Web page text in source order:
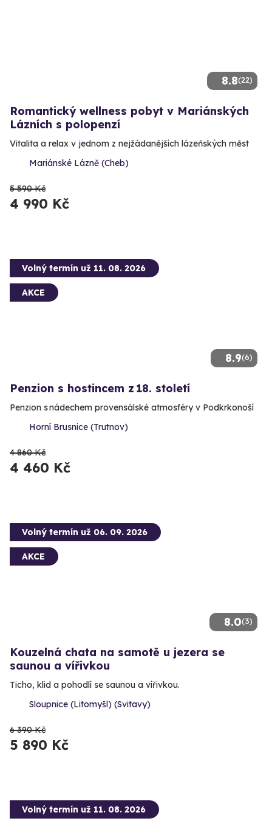
8.8(22)
Romantický wellness pobyt v Mariánských
Lázních s polopenzí
Vitalita a relax v jednom z nejžádanějších lázeňských měst
Mariánské Lázně (Cheb)
5 590 Kč
4 990 Kč
8.9(6)
Volný termín už 11. 08. 2026
AKCE
Penzion s hostincem z 18. století
Penzion s nádechem provensálské atmosféry v Podkrkonoší
Horní Brusnice (Trutnov)
4 860 Kč
4 460 Kč
8.0(3)
Volný termín už 06. 09. 2026
AKCE
Kouzelná chata na samotě u jezera se
saunou a vířivkou
Ticho, klid a pohodlí se saunou a vířivkou.
Sloupnice (Litomyšl) (Svitavy)
6 390 Kč
5 890 Kč
Volný termín už 11. 08. 2026